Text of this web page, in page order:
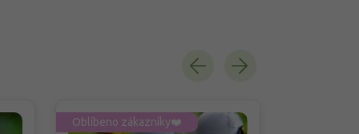
Oblíbeno zákazníky❤️